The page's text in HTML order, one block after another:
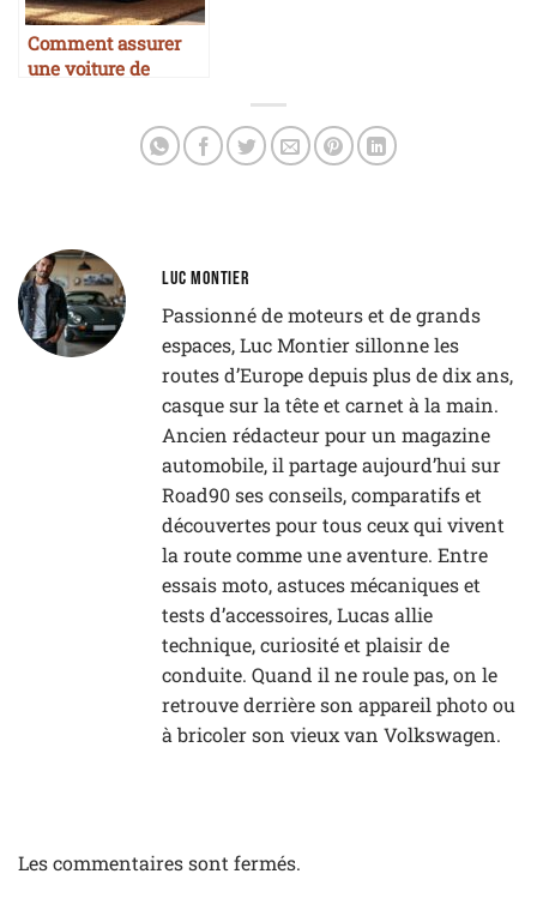
Comment assurer
une voiture de
LUC MONTIER
Passionné de moteurs et de grands
espaces, Luc Montier sillonne les
routes d’Europe depuis plus de dix ans,
casque sur la tête et carnet à la main.
Ancien rédacteur pour un magazine
automobile, il partage aujourd’hui sur
Road90 ses conseils, comparatifs et
découvertes pour tous ceux qui vivent
la route comme une aventure. Entre
essais moto, astuces mécaniques et
tests d’accessoires, Lucas allie
technique, curiosité et plaisir de
conduite. Quand il ne roule pas, on le
retrouve derrière son appareil photo ou
à bricoler son vieux van Volkswagen.
Les commentaires sont fermés.